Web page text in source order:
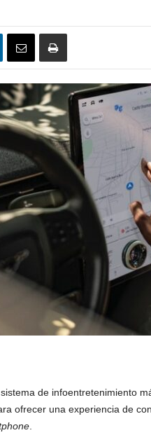
de infoentretenimiento
ofrecer una experiencia de
.